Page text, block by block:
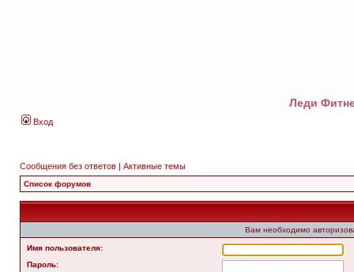
Леди
Вход
Сообщения без ответов | Активные темы
Список форумов
Вам необходимо
Имя пользователя:
Пароль: